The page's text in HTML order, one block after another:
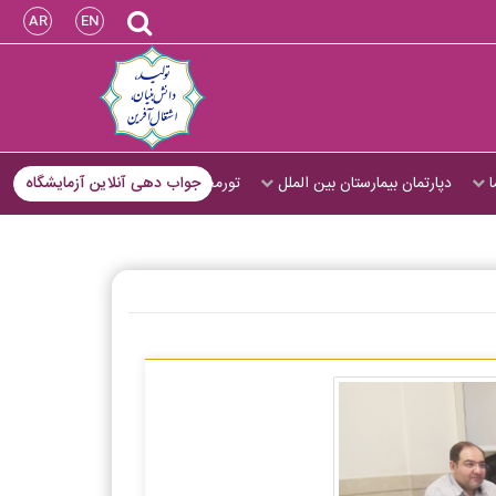
EN
AR
دپارتمان بیمارستان بین الملل تورمجازیجواب دهی آنلاین آزمایشگاه